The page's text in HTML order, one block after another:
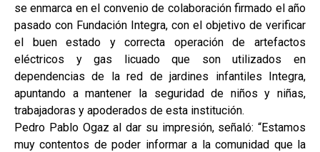
se enmarca en el convenio de colaboración firmado el año
pasado con Fundación Integra, con el objetivo de verificar
el buen estado y correcta operación de artefactos
eléctricos y gas licuado que son utilizados en
dependencias de la red de jardines infantiles Integra,
apuntando a mantener la seguridad de niños y niñas,
trabajadoras y apoderados de esta institución.
Pedro Pablo Ogaz al dar su impresión, señaló: “Estamos
muy contentos de poder informar a la comunidad que la